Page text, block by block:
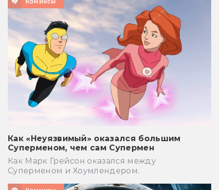
Как «Неуязвимый» оказался большим
Суперменом, чем сам Супермен
Как Марк Грейсон оказался между
Суперменом и Хоумлендером.